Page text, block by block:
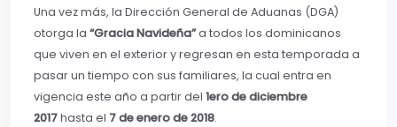
Una vez más, la Dirección General de Aduanas (DGA)
otorga la “Gracia Navideña”a todos los dominicanos
que viven en el exterior y regresan en esta temporada a
pasar un tiempo con sus familiares, la cual entra en
vigencia este año a partir del 1ero de diciembre
2017hasta el 7 de enero de 2018.